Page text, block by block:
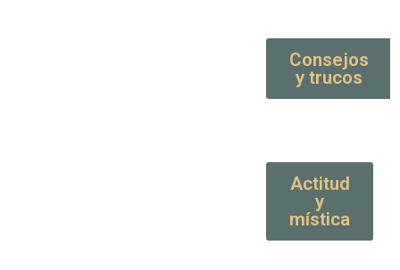
Consejos
y trucos
Actitud
y
mística